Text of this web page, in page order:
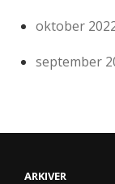
oktober
september
ARKIVER